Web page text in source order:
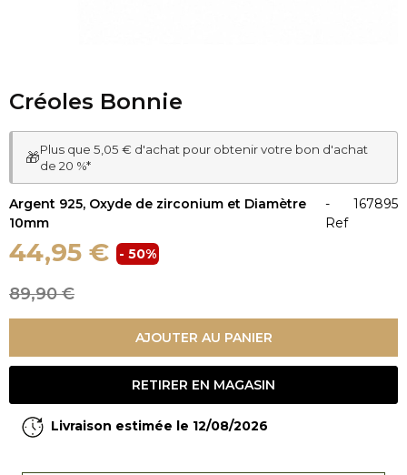
Créoles Bonnie
🎁Plus que 5,05 € d'achat pour obtenir votre bon d'achat
de 20 %*
Argent 925, Oxyde de zirconium et Diamètre
10mm
-
Ref
167895
44,95 € - 50%
89,90 €
AJOUTER AU PANIER
RETIRER EN MAGASIN
Livraison estimée le 12/08/2026